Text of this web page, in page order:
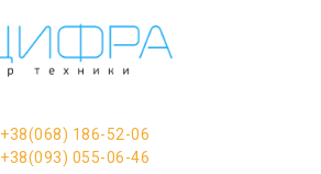
+38(068) 186-52-06
+38(093) 055-06-46